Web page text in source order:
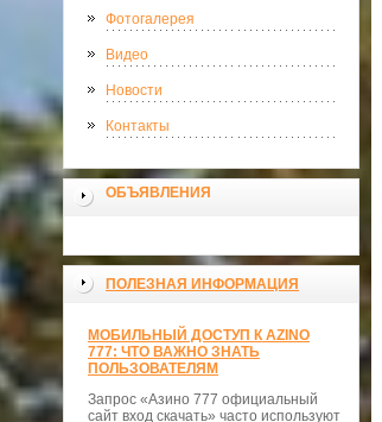
Фотогалерея
Видео
Новости
Контакты
ОБЪЯВЛЕНИЯ
ПОЛЕЗНАЯ ИНФОРМАЦИЯ
МОБИЛЬНЫЙ ДОСТУП К AZINO
777: ЧТО ВАЖНО ЗНАТЬ
ПОЛЬЗОВАТЕЛЯМ
Запрос «Азино 777 официальный
сайт вход скачать» часто используют